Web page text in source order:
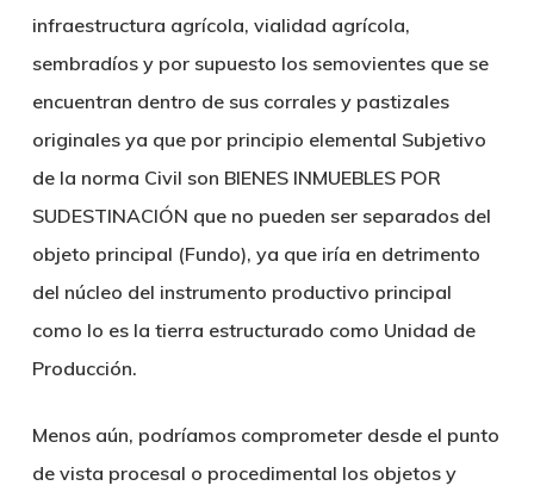
infraestructura agrícola, vialidad agrícola,
sembradíos y por supuesto los semovientes que se
encuentran dentro de sus corrales y pastizales
originales ya que por principio elemental Subjetivo
de la norma Civil son BIENES INMUEBLES POR
SUDESTINACIÓN que no pueden ser separados del
objeto principal (Fundo), ya que iría en detrimento
del núcleo del instrumento productivo principal
como lo es la tierra estructurado como Unidad de
Producción.
Menos aún, podríamos comprometer desde el punto
de vista procesal o procedimental los objetos y